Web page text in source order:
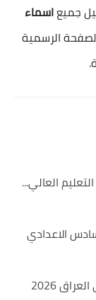
اسماء
الرسمية
2026